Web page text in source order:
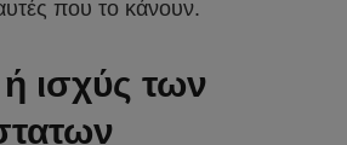
που το κάνουν.
ισχύς των